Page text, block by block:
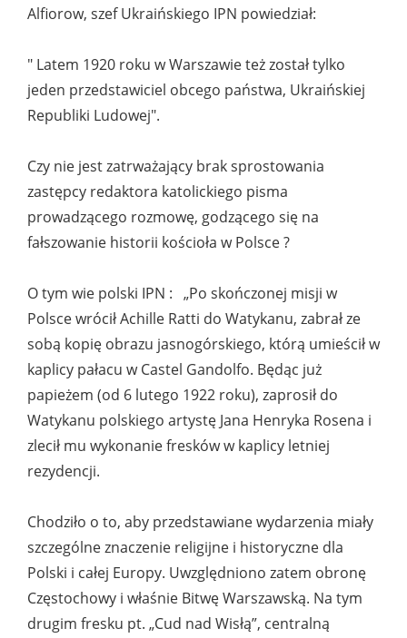
Alfiorow, szef Ukraińskiego IPN powiedział:
" Latem 1920 roku w Warszawie też został tylko
jeden przedstawiciel obcego państwa, Ukraińskiej
Republiki Ludowej".
Czy nie jest zatrważający brak sprostowania
zastępcy redaktora katolickiego pisma
prowadzącego rozmowę, godzącego się na
fałszowanie historii kościoła w Polsce ?
O tym wie polski IPN : „Po skończonej misji w
Polsce wrócił Achille Ratti do Watykanu, zabrał ze
sobą kopię obrazu jasnogórskiego, którą umieścił w
kaplicy pałacu w Castel Gandolfo. Będąc już
papieżem (od 6 lutego 1922 roku), zaprosił do
Watykanu polskiego artystę Jana Henryka Rosena i
zlecił mu wykonanie fresków w kaplicy letniej
rezydencji.
Chodziło o to, aby przedstawiane wydarzenia miały
szczególne znaczenie religijne i historyczne dla
Polski i całej Europy. Uwzględniono zatem obronę
Częstochowy i właśnie Bitwę Warszawską. Na tym
drugim fresku pt. „Cud nad Wisłą”, centralną